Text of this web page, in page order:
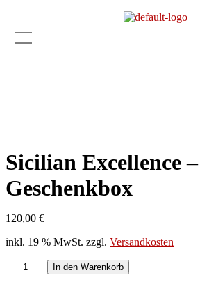
Menü
Sicilian Excellence –
Geschenkbox
120,00 €
inkl. 19 % MwSt. zzgl. Versandkosten
Sicilian
Excellence
In den Warenkorb